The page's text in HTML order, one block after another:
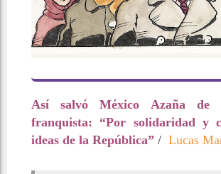
Así salvó México Azaña de
franquista: “Por solidaridad y
ideas de la República” / Lucas